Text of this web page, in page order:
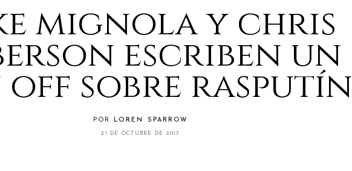
mignola y chris
escriben un
off sobre rasputín
POR LOREN SPARROW
21 DE OCTUBRE DE 2017